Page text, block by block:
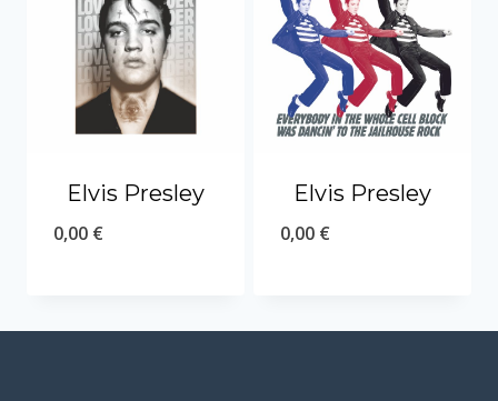
Elvis Presley
0,00 €
Elvis Presley
0,00 €